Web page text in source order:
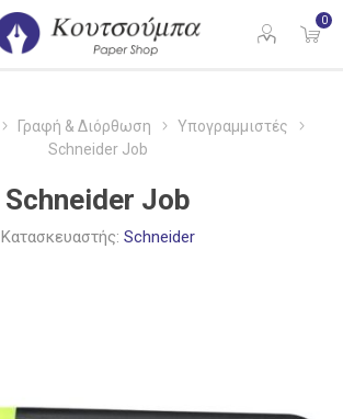
0
Γραφή & Διόρθωση
Υπογραμμιστές
Schneider Job
Schneider Job
Κατασκευαστής: Schneider